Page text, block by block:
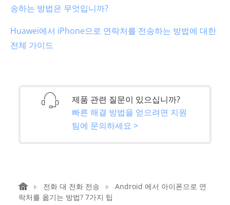
송하는 방법은 무엇입니까?
Huawei에서 iPhone으로 연락처를 전송하는 방법에 대한
전체 가이드
제품 관련 질문이 있으십니까?
빠른 해결 방법을 얻으려면 지원
팀에 문의하세요 >
전화 대 전화 전송
Android 에서 아이폰으로 연
락처를 옮기는 방법? 7가지 팁